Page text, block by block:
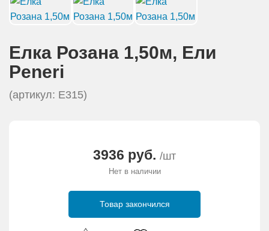
Елка Розана 1,50м, Eли
Peneri
(артикул: E315)
3936 руб. /шт
Нет в наличии
Товар закончился
ДОСТАВКА
АКЦИИ И ПОДАРКИ